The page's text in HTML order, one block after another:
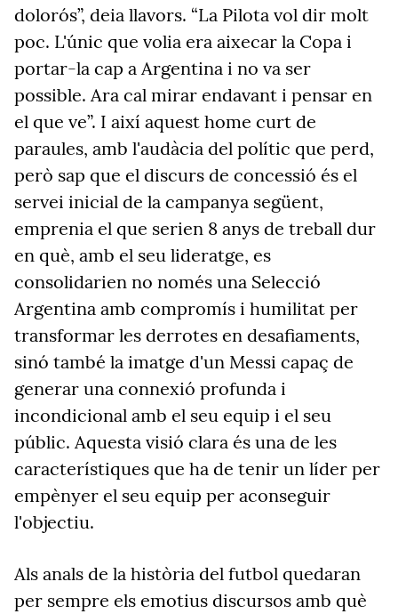
dolorós”, deia llavors. “La Pilota vol dir molt
poc. L'únic que volia era aixecar la Copa i
portar-la cap a Argentina i no va ser
possible. Ara cal mirar endavant i pensar en
el que ve”. I així aquest home curt de
paraules, amb l'audàcia del polític que perd,
però sap que el discurs de concessió és el
servei inicial de la campanya següent,
emprenia el que serien 8 anys de treball dur
en què, amb el seu lideratge, es
consolidarien no només una Selecció
Argentina amb compromís i humilitat per
transformar les derrotes en desafiaments,
sinó també la imatge d'un Messi capaç de
generar una connexió profunda i
incondicional amb el seu equip i el seu
públic. Aquesta visió clara és una de les
característiques que ha de tenir un líder per
empènyer el seu equip per aconseguir
l'objectiu.
Als anals de la història del futbol quedaran
per sempre els emotius discursos amb què